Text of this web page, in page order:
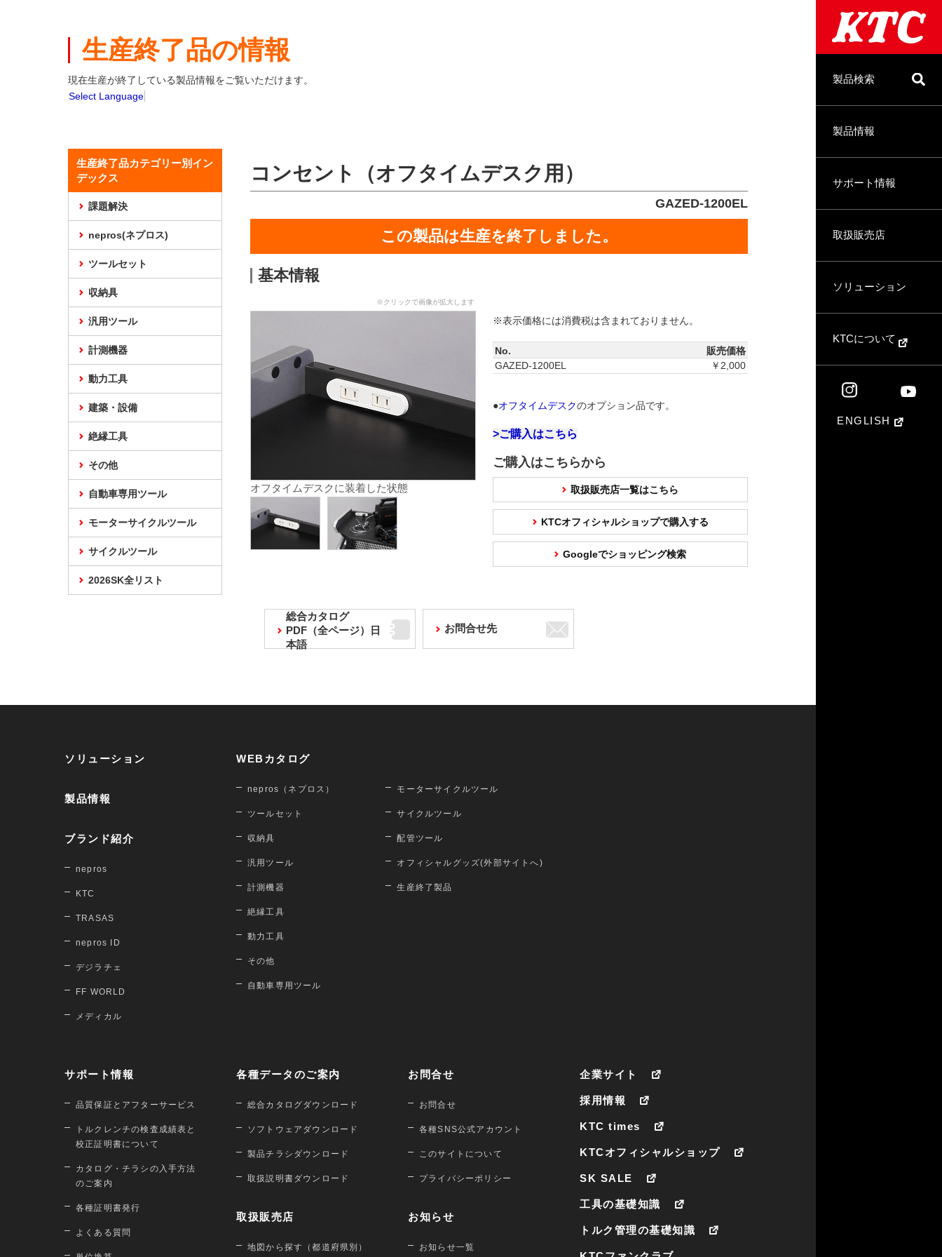
製品検索
製品情報
サポート情報
取扱販売店
ソリューション
KTCについて
ENGLISH
生産終了品の情報
現在生産が終了している製品情報をご覧いただけます。
Select Language
コンセント（オフタイムデスク用）
GAZED-1200EL
この製品は生産を終了しました。
基本情報
※クリックで画像が拡大します
オフタイムデスクに装着した状態
※表示価格には消費税は含まれておりません。
No.
販売価格
GAZED-1200EL
￥2,000
●オフタイムデスクのオプション品です。
>ご購入はこちら
ご購入はこちらから
取扱販売店一覧はこちら
KTCオフィシャルショップで購入する
Googleでショッピング検索
総合カタログ
PDF（全ページ）日
本語
お問合せ先
生産終了品カテゴリー別イン
デックス
課題解決
nepros(ネプロス)
ツールセット
収納具
汎用ツール
計測機器
動力工具
建築・設備
絶縁工具
その他
自動車専用ツール
モーターサイクルツール
サイクルツール
2026SK全リスト
ソリューション
製品情報
ブランド紹介
nepros
KTC
TRASAS
nepros ID
デジラチェ
FF WORLD
メディカル
WEBカタログ
nepros（ネプロス）
ツールセット
収納具
汎用ツール
計測機器
絶縁工具
動力工具
その他
自動車専用ツール
モーターサイクルツール
サイクルツール
配管ツール
オフィシャルグッズ(外部サイトへ)
生産終了製品
サポート情報
品質保証とアフターサービス
トルクレンチの検査成績表と
校正証明書について
カタログ・チラシの入手方法
のご案内
各種証明書発行
よくある質問
各種データのご案内
総合カタログダウンロード
ソフトウェアダウンロード
製品チラシダウンロード
取扱説明書ダウンロード
取扱販売店
地図から探す（都道府県別）
お問合せ
お問合せ
各種SNS公式アカウント
このサイトについて
プライバシーポリシー
お知らせ
お知らせ一覧
企業サイト
採用情報
KTC times
KTCオフィシャルショップ
SK SALE
工具の基礎知識
トルク管理の基礎知識